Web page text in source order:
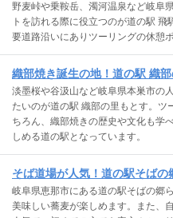
野麦峠や乗鞍岳、濁河温泉など岐阜
トを訪れる際に役立つのが道の駅
要道路沿いにありツーリングの休憩
織部焼き誕生の地！道の駅 織
淡墨桜や谷汲山など岐阜県本巣市の
たいのが道の駅 織部の里もとす。ツ
ちろん、織部焼きの歴史や文化も学
しめる道の駅となっています。
そば道場が人気！道の駅そばの
岐阜県恵那市にある道の駅そばの郷
美味しい蕎麦が楽しめます。また、